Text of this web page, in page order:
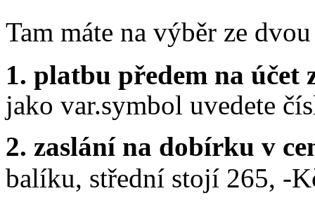
Tam máte na výběr ze
1. platbu předem na
jako var.symbol uvedete
2. zaslání na dobírku v
balíku, střední stojí 265, -